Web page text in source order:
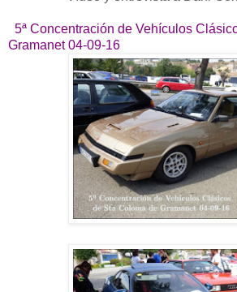
5ª Concentración de Vehículos
Gramanet 04-09-16